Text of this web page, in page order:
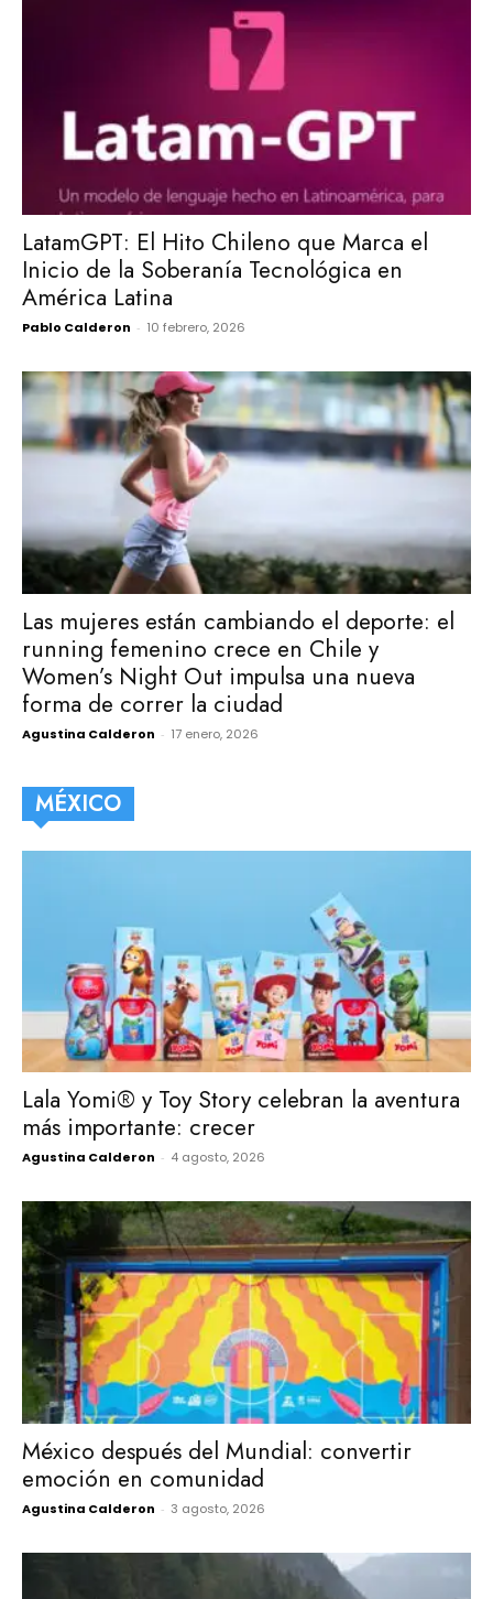
LatamGPT: El Hito Chileno que Marca el
Inicio de la Soberanía Tecnológica en
América Latina
Pablo Calderon - 10 febrero, 2026
Las mujeres están cambiando el deporte: el
running femenino crece en Chile y
Women’s Night Out impulsa una nueva
forma de correr la ciudad
Agustina Calderon - 17 enero, 2026
MÉXICO
Lala Yomi® y Toy Story celebran la aventura
más importante: crecer
Agustina Calderon - 4 agosto, 2026
México después del Mundial: convertir
emoción en comunidad
Agustina Calderon - 3 agosto, 2026